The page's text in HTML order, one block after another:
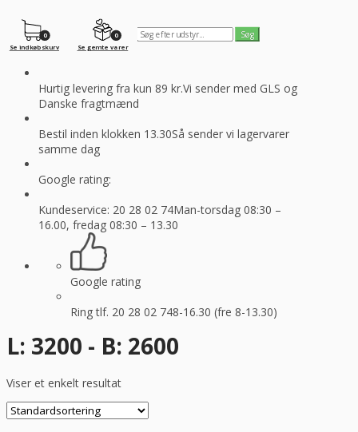
0
Se gemte varer
0
Se indkøbskurv
Hurtig levering fra kun 89 kr.Vi sender med GLS og
Danske fragtmænd
Bestil inden klokken 13.30Så sender vi lagervarer
samme dag
Google rating:
Kundeservice: 20 28 02 74Man-torsdag 08:30 –
16.00, fredag 08:30 – 13.30
Google rating
Ring tlf. 20 28 02 748-16.30 (fre 8-13.30)
L: 3200 - B: 2600
Viser et enkelt resultat